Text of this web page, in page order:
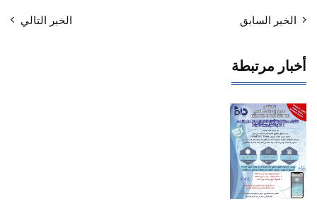
الخبر السابق الخبر التالي
أخبار مرتبطة